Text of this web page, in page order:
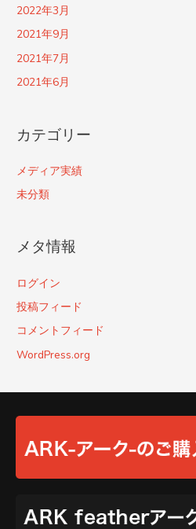
2022年3月
2021年9月
2021年7月
2021年6月
カテゴリー
メディア実績
未分類
メタ情報
ログイン
投稿フィード
コメントフィード
WordPress.org